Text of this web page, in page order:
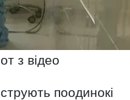
з відео
поодинокі